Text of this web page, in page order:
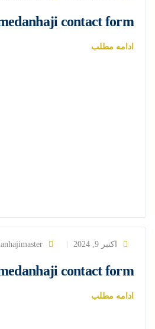
contact form
ادامه مطلب
اکتبر 9, 2024
contact form
ادامه مطلب